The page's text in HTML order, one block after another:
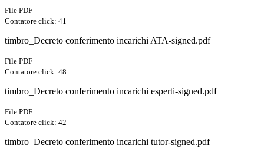
File PDF
Contatore click: 41
timbro_Decreto conferimento incarichi ATA-signed.pdf
File PDF
Contatore click: 48
timbro_Decreto conferimento incarichi esperti-signed.pdf
File PDF
Contatore click: 42
timbro_Decreto conferimento incarichi tutor-signed.pdf